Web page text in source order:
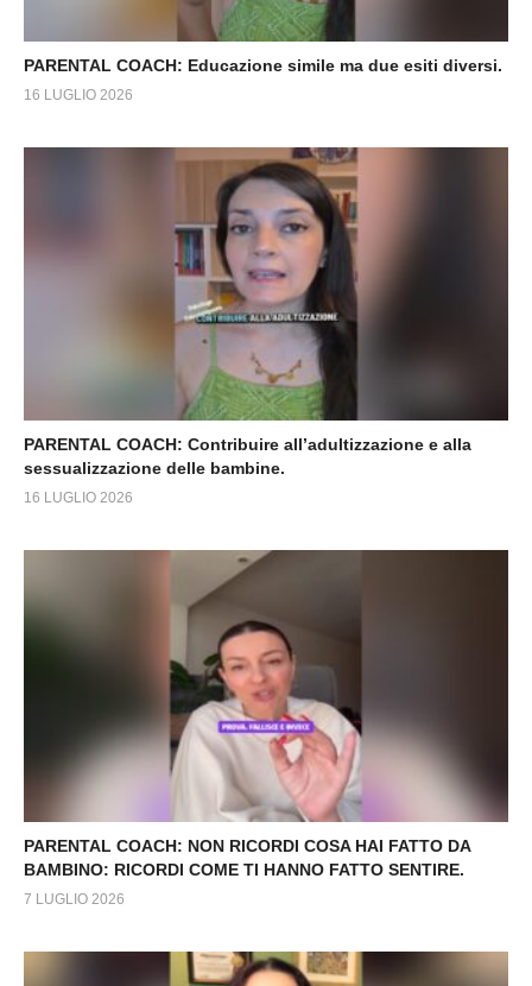
PARENTAL COACH: Educazione simile ma due esiti diversi.
16 LUGLIO 2026
PARENTAL COACH: Contribuire all’adultizzazione e alla
sessualizzazione delle bambine.
16 LUGLIO 2026
PARENTAL COACH: NON RICORDI COSA HAI FATTO DA
BAMBINO: RICORDI COME TI HANNO FATTO SENTIRE.
7 LUGLIO 2026